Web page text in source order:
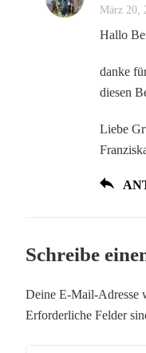
März 20,
Hallo
danke
diesen
Liebe
Schreibe
Deine E-Mail-Adresse
Erforderliche Felder